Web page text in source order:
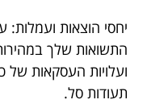
יחסי הוצאות ועמלות:
התשואות שלך
ועלויות העסקאות של
תעודות סל.